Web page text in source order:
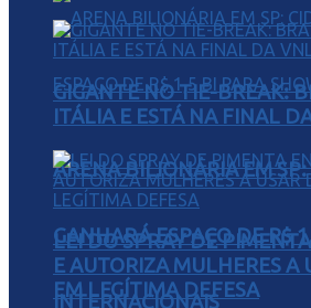
ARENA BILIONÁRIA EM
GANHARÁ ESPAÇO DE R$
INTERNACIONAIS
GIGANTE NO TIE-BREAK:
ITÁLIA E ESTÁ NA FINAL
LEI DO SPRAY DE
E AUTORIZA MULHERES A
EM LEGÍTIMA DEFESA